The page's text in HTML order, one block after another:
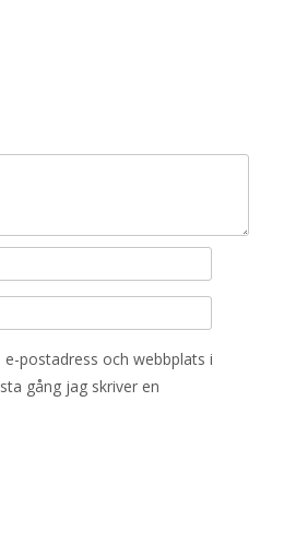
postadress och webbplats i
gång jag skriver en